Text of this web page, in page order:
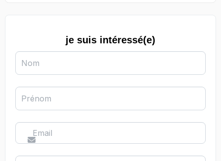
je suis intéressé(e)
Nom
Prénom
Email